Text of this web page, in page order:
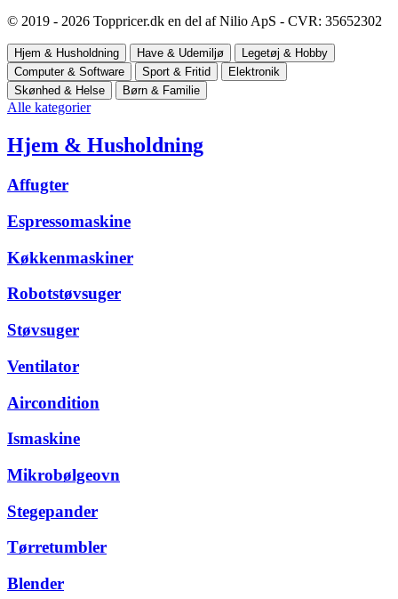
© 2019 - 2026 Toppricer.dk en del af Nilio ApS - CVR: 35652302
Hjem & Husholdning Have & Udemiljø
Legetøj & Hobby
Computer & Software
Sport & Fritid
Elektronik
Skønhed & Helse
Børn & Familie
Alle kategorier
Hjem & Husholdning
Affugter
Espressomaskine
Køkkenmaskiner
Robotstøvsuger
Støvsuger
Ventilator
Aircondition
Ismaskine
Mikrobølgeovn
Stegepander
Tørretumbler
Blender